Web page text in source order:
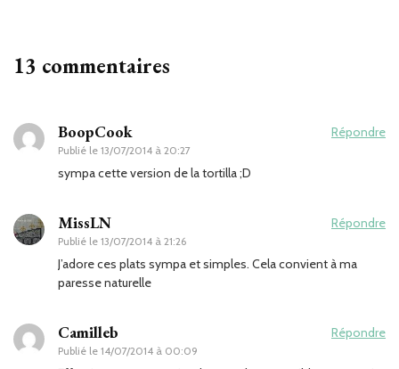
13 commentaires
BoopCook
Publié le 13/07/2014 à 20:27
Répondre
sympa cette version de la tortilla ;D
MissLN
Publié le 13/07/2014 à 21:26
Répondre
J’adore ces plats sympa et simples. Cela convient à ma
paresse naturelle
Camilleb
Publié le 14/07/2014 à 00:09
Répondre